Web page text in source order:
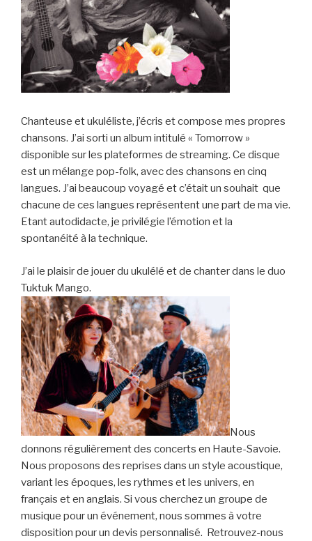
Chanteuse et ukuléliste, j’écris et compose mes propres
chansons. J’ai sorti un album intitulé « Tomorrow »
disponible sur les plateformes de streaming. Ce disque
est un mélange pop-folk, avec des chansons en cinq
langues. J’ai beaucoup voyagé et c’était un souhait que
chacune de ces langues représentent une part de ma vie.
Etant autodidacte, je privilégie l’émotion et la
spontanéité à la technique.
J’ai le plaisir de jouer du ukulélé et de chanter dans le duo
Tuktuk Mango.
Nous
donnons régulièrement des concerts en Haute-Savoie.
Nous proposons des reprises dans un style acoustique,
variant les époques, les rythmes et les univers, en
français et en anglais. Si vous cherchez un groupe de
musique pour un événement, nous sommes à votre
disposition pour un devis personnalisé. Retrouvez-nous